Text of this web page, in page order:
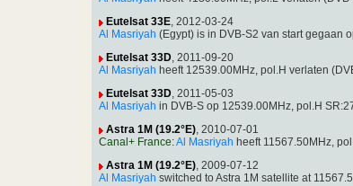
Eutelsat 33E, 2012-03-24
Al Masriyah (Egypt) is in DVB-S2 van start gegaan
Eutelsat 33D, 2011-09-20
Al Masriyah heeft 12539.00MHz, pol.H verlaten
Eutelsat 33D, 2011-05-03
Al Masriyah in DVB-S op 12539.00MHz, pol.H
Astra 1M (19.2°E), 2010-07-01
Canal+ France:Al Masriyah heeft 11567.50MHz,
Astra 1M (19.2°E), 2009-07-12
Al Masriyah switched to Astra 1M satellite at